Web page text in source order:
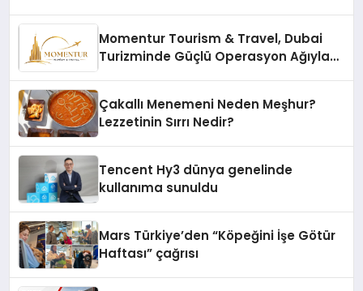
Momentur Tourism & Travel, Dubai
Turizminde Güçlü Operasyon Ağıyla
Çakallı Menemeni Neden Meşhur?
Lezzetinin Sırrı Nedir?
Tencent Hy3 dünya genelinde
kullanıma sunuldu
Mars Türkiye’den “Köpeğini İşe Götür
Haftası” çağrısı